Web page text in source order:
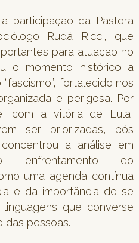
participação da Pastora
Rudá Ricci, que
para atuação no
o momento histórico a
fortalecido nos
e perigosa. Por
com a vitória de Lula,
ser priorizadas, pós
a análise em
enfrentamento do
uma agenda contínua
e da importância de se
que converse
das pessoas.